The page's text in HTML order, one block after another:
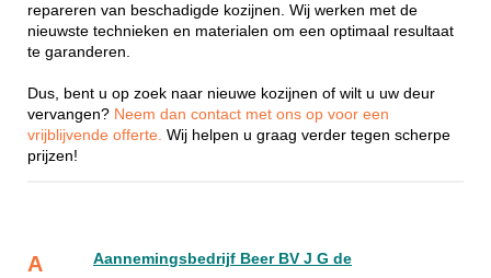
repareren van beschadigde kozijnen. Wij werken met de
nieuwste technieken en materialen om een optimaal resultaat
te garanderen.
Dus, bent u op zoek naar nieuwe kozijnen of wilt u uw deur
vervangen? Neem dan contact met ons op voor een
vrijblijvende offerte. Wij helpen u graag verder tegen scherpe
prijzen!
A Aannemingsbedrijf Beer BV J G de